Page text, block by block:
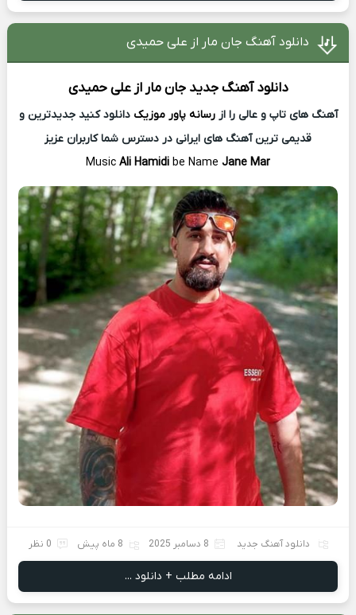
دانلود آهنگ جان مار از علی حمیدی
دانلود آهنگ جدید جان مار ازعلی حمیدی
آهنگ های تاپ و عالی را ازرسانه پاور موزیک دانلود کنید جدیدترین و
قدیمی ترین آهنگ های ایرانی در دسترس شما کاربران عزیز
Music Ali Hamidi be Name Jane Mar
دانلود آهنگ جدید 8 دسامبر 2025 8 ماه پیش 0 نظر
ادامه مطلب + دانلود ...